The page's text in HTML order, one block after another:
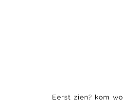
Eerst zien? kom